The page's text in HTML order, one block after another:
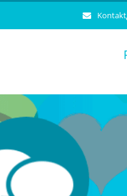
Kontakt